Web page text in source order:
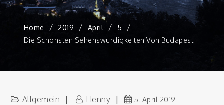
Home 2019 April 5
Die Schönsten Sehenswürdigkeiten Von Budapest
Allgemein Henny 5. April 2019